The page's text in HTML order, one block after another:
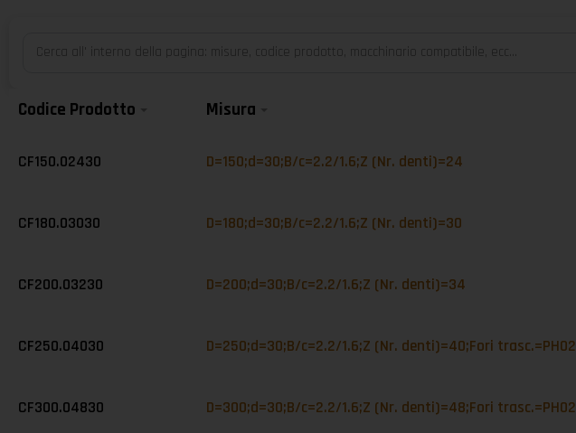
Codice Prodotto Misura
CF150.02430 D=150;d=30;B/c=2.2/1.6;Z (Nr. denti)=24
CF180.03030 D=180;d=30;B/c=2.2/1.6;Z (Nr. denti)=30
CF200.03230 D=200;d=30;B/c=2.2/1.6;Z (Nr. denti)=34
CF250.04030 D=250;d=30;B/c=2.2/1.6;Z (Nr. denti)=40;Fori trasc.=PH02
CF300.04830 D=300;d=30;B/c=2.2/1.6;Z (Nr. denti)=48;Fori trasc.=PH02